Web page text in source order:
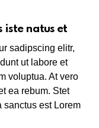
iste natus et
sadipscing elitr,
ut labore et
voluptua. At vero
ea rebum. Stet
sanctus est Lorem